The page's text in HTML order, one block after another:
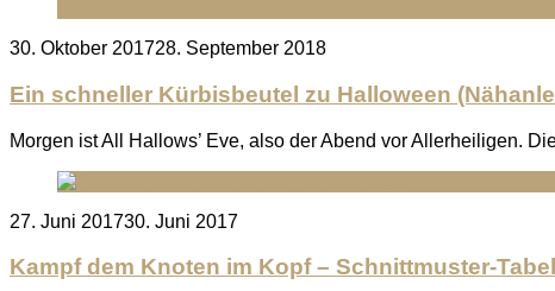
Posted
30. Oktober 201728. September 2018
Ein schneller Kürbisbeutel zu Halloween
Morgen ist All Hallows’ Eve, also der Abend vor Allerheiligen.
Posted
27. Juni 201730. Juni 2017
Kampf dem Knoten im Kopf – Schnittmuster-